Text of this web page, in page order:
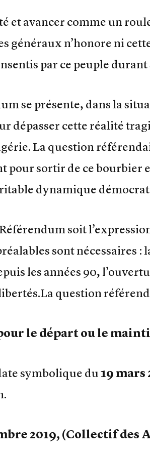
et avancer comme un
généraux n’honore ni
par ce peuple
se présente, dans la
dépasser cette réalité
La question
pour sortir de ce bourbier
dynamique
soit
sont nécessaires :
les années 90,
question
le départ ou le
symbolique du19 mars
2019, (Collectif des